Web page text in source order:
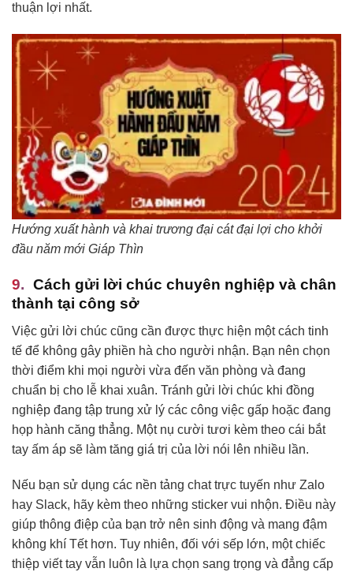
thuận lợi nhất.
Hướng xuất hành và khai trương đại cát đại lợi cho khởi
đầu năm mới Giáp Thìn
Cách gửi lời chúc chuyên nghiệp và chân
thành tại công sở
Việc gửi lời chúc cũng cần được thực hiện một cách tinh
tế để không gây phiền hà cho người nhận. Bạn nên chọn
thời điểm khi mọi người vừa đến văn phòng và đang
chuẩn bị cho lễ khai xuân. Tránh gửi lời chúc khi đồng
nghiệp đang tập trung xử lý các công việc gấp hoặc đang
họp hành căng thẳng. Một nụ cười tươi kèm theo cái bắt
tay ấm áp sẽ làm tăng giá trị của lời nói lên nhiều lần.
Nếu bạn sử dụng các nền tảng chat trực tuyến như Zalo
hay Slack, hãy kèm theo những sticker vui nhộn. Điều này
giúp thông điệp của bạn trở nên sinh động và mang đậm
không khí Tết hơn. Tuy nhiên, đối với sếp lớn, một chiếc
thiệp viết tay vẫn luôn là lựa chọn sang trọng và đẳng cấp